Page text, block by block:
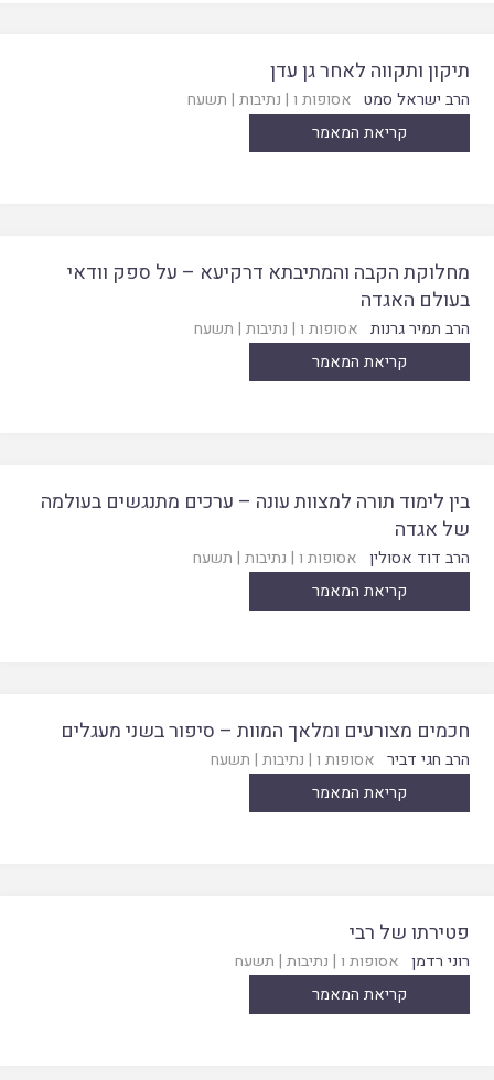
תיקון ותקווה לאחר גן עדן
הרב ישראל סמט אסופות ו | נתיבות | תשעח
קריאת המאמר
מחלוקת הקבה והמתיבתא דרקיעא – על ספק וודאי
בעולם האגדה
הרב תמיר גרנות אסופות ו | נתיבות | תשעח
קריאת המאמר
בין לימוד תורה למצוות עונה – ערכים מתנגשים בעולמה
של אגדה
הרב דוד אסולין אסופות ו | נתיבות | תשעח
קריאת המאמר
חכמים מצורעים ומלאך המוות – סיפור בשני מעגלים
הרב חגי דביר אסופות ו | נתיבות | תשעח
קריאת המאמר
פטירתו של רבי
רוני רדמן אסופות ו | נתיבות | תשעח
קריאת המאמר